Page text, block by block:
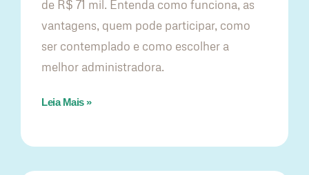
de R$ 71 mil. Entenda como funciona, as
vantagens, quem pode participar, como
ser contemplado e como escolher a
melhor administradora.
Leia Mais »